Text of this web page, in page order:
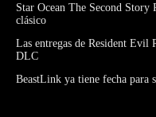
Star Ocean The Second Story
clásico
Las entregas de Resident Evil
DLC
BeastLink ya tiene fecha para